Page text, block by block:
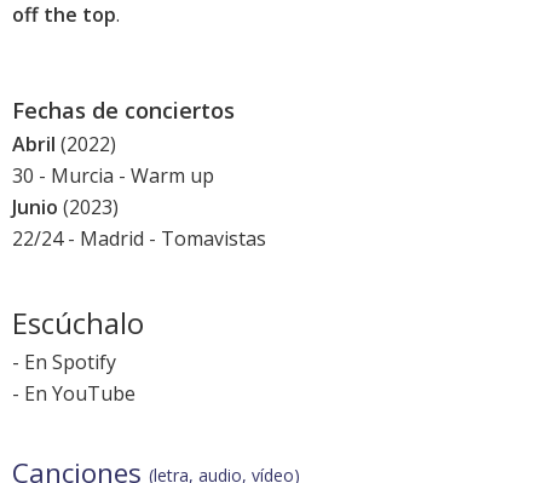
off the top.
Fechas de conciertos
Abril (2022)
30 - Murcia - Warm up
Junio (2023)
22/24 - Madrid - Tomavistas
Escúchalo
- En Spotify
- En YouTube
Canciones (letra, audio, vídeo)